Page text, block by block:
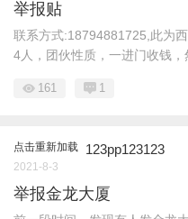
举报贴
联系方式:18794881725,此为
4人，团伙性质，一进门收钱，
161 1
点击重新加载 123pp123123
2021-8-3
举报金龙大厦